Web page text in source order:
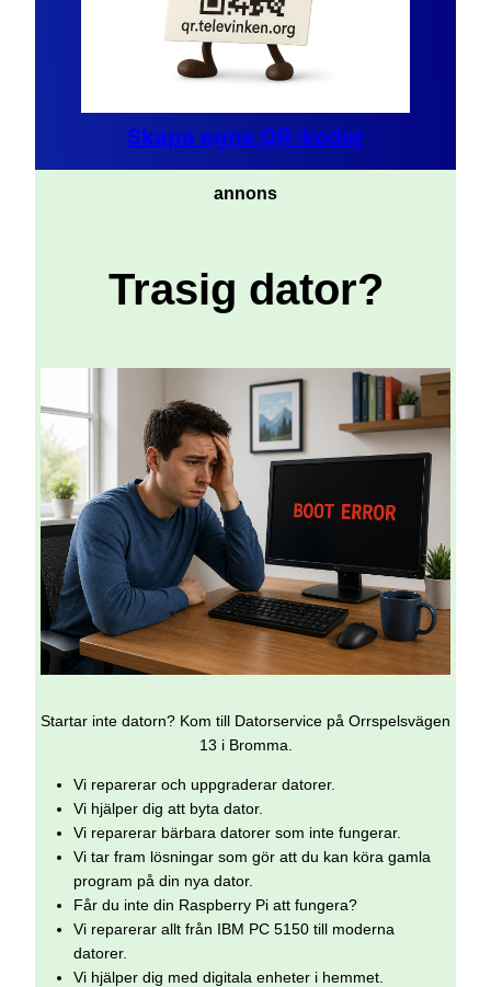
Skapa egna QR-koder
annons
Trasig dator?
Startar inte datorn? Kom till Datorservice på Orrspelsvägen
13 i Bromma.
Vi reparerar och uppgraderar datorer.
Vi hjälper dig att byta dator.
Vi reparerar bärbara datorer som inte fungerar.
Vi tar fram lösningar som gör att du kan köra gamla
program på din nya dator.
Får du inte din Raspberry Pi att fungera?
Vi reparerar allt från IBM PC 5150 till moderna
datorer.
Vi hjälper dig med digitala enheter i hemmet.